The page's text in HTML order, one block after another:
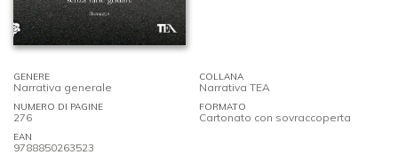
GENERE
Narrativa generale
COLLANA
Narrativa TEA
NUMERO DI PAGINE
276
FORMATO
Cartonato con sovraccoperta
EAN
9788850263523